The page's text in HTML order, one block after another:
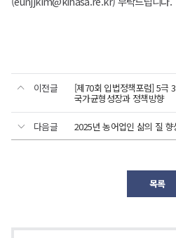
이전글 [제70회 입법정책포럼] 5극
국가균형성장과 정책방향
다음글 2025년 농어업인 삶의 질
목록